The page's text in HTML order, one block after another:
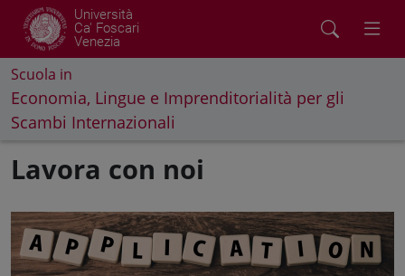
Università
Ca' Foscari
Venezia
Scuola in
Economia, Lingue e Imprenditorialità per gli
Scambi Internazionali
Lavora con noi